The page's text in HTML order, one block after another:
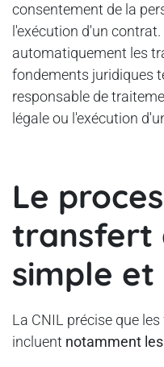
consentement de la
l'exécution d'un
automatiquement les
fondements juridiques
responsable de
légale ou l'exécution
Le
transfert
simple
La CNIL précise que
incluent notamment les